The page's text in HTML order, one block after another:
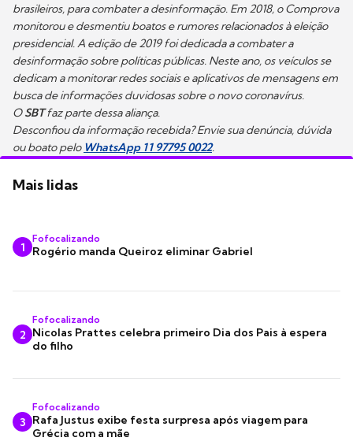
brasileiros, para combater a desinformação. Em 2018, o Comprova
monitorou e desmentiu boatos e rumores relacionados à eleição
presidencial. A edição de 2019 foi dedicada a combater a
desinformação sobre políticas públicas. Neste ano, os veículos se
dedicam a monitorar redes sociais e aplicativos de mensagens em
busca de informações duvidosas sobre o novo coronavírus.
OSBTfaz parte dessa aliança.
Desconfiou da informação recebida? Envie sua denúncia, dúvida
ou boato pelo WhatsApp 11 97795 0022.
Mais lidas
1
Fofocalizando
Rogério manda Queiroz eliminar Gabriel
2
Fofocalizando
Nicolas Prattes celebra primeiro Dia dos Pais à espera
do filho
3
Fofocalizando
Rafa Justus exibe festa surpresa após viagem para
Grécia com a mãe